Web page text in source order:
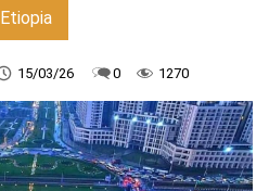
Etiopia
15/03/26 0 1270